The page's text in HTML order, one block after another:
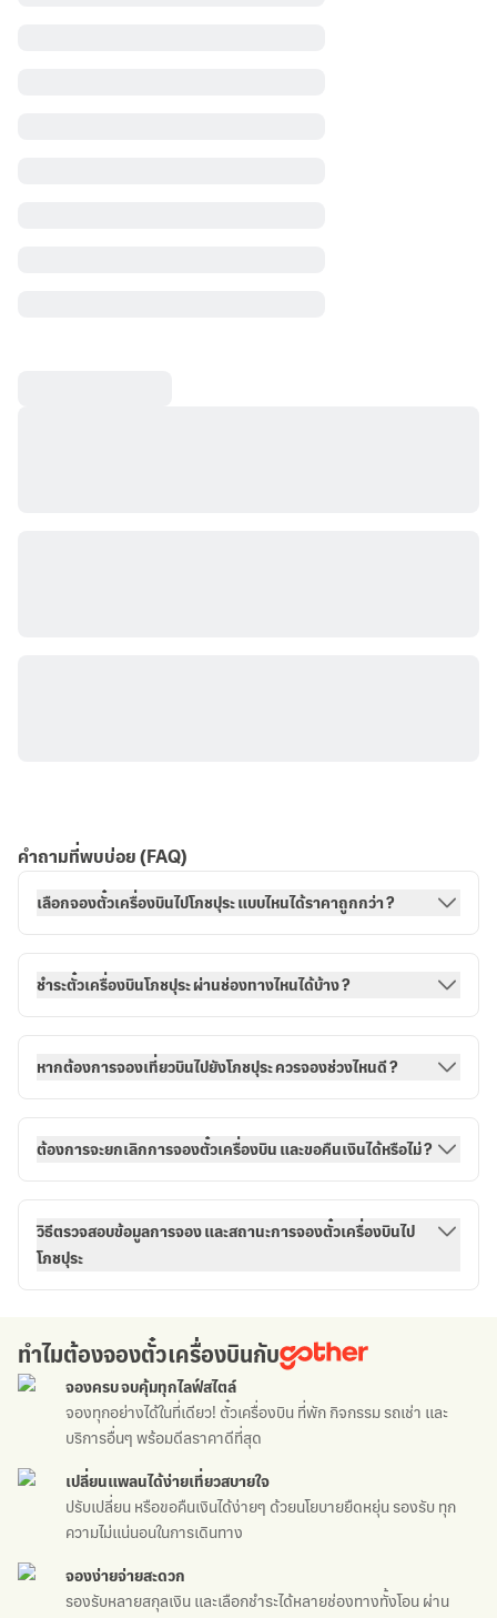
คำถามที่พบบ่อย (FAQ)
เลือกจองตั๋วเครื่องบินไปโภชปุระ แบบไหนได้ราคาถูกกว่า ?
ชำระตั๋วเครื่องบินโภชปุระ ผ่านช่องทางไหนได้บ้าง ?
หากต้องการจองเที่ยวบินไปยังโภชปุระ ควรจองช่วงไหนดี ?
ต้องการจะยกเลิกการจองตั๋วเครื่องบิน และขอคืนเงินได้หรือไม่ ?
วิธีตรวจสอบข้อมูลการจอง และสถานะการจองตั๋วเครื่องบินไป
โภชปุระ
ทำไมต้องจองตั๋วเครื่องบินกับ
กับ
จองครบ จบคุ้มทุกไลฟ์สไตล์
จองทุกอย่างได้ในที่เดียว! ตั๋วเครื่องบิน ที่พัก กิจกรรมรถเช่า และ
บริการอื่นๆพร้อมดีลราคาดีที่สุด
เปลี่ยนแพลนได้ง่ายเที่ยวสบายใจ
ปรับเปลี่ยน หรือขอคืนเงินได้ง่ายๆ ด้วยนโยบายยืดหยุ่น รองรับทุก
ความไม่แน่นอนในการเดินทาง
จองง่ายจ่ายสะดวก
รองรับหลายสกุลเงิน และเลือกชำระได้หลายช่องทางทั้งโอนผ่าน